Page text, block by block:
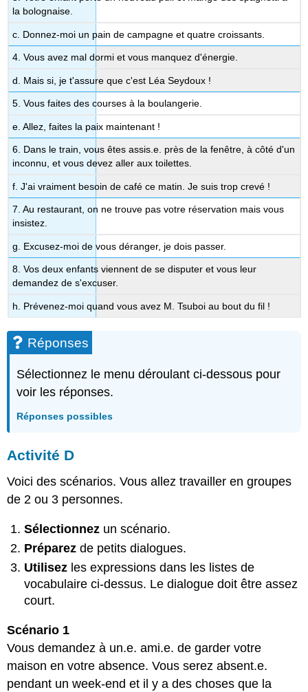
la bolognaise.
c. Donnez-moi un pain de campagne et quatre croissants.
4. Vous avez mal dormi et vous manquez d'énergie.
d. Mais si, je t'assure que c'est Léa Seydoux !
5. Vous faites des courses à la boulangerie.
e. Allez, faites la paix maintenant !
6. Dans le train, vous êtes assis.e. près de la fenêtre, à côté d'un
inconnu, et vous devez aller aux toilettes.
f. J'ai vraiment besoin de café ce matin. Je suis trop crevé !
7. Au restaurant, on ne trouve pas votre réservation mais vous
insistez.
g. Excusez-moi de vous déranger, je dois passer.
8. Vos deux enfants viennent de se disputer et vous leur
demandez de s'excuser.
h. Prévenez-moi quand vous avez M. Tsuboi au bout du fil !
Réponses
Sélectionnez le menu déroulant ci-dessous pour
voir les réponses.
Réponses possibles
Activité D
Voici des scénarios. Vous allez travailler en groupes
de 2 ou 3 personnes.
Sélectionnez un scénario.
Préparez de petits dialogues.
Utilisez les expressions dans les listes de
vocabulaire ci-dessus. Le dialogue doit être assez
court.
Scénario 1
Vous demandez à un.e. ami.e. de garder votre
maison en votre absence. Vous serez absent.e.
pendant un week-end et il y a des choses que la